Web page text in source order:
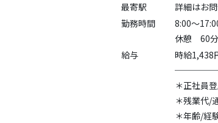
最寄駅
詳細はお
勤務時間
8:00～
休憩 60分
給与
時給1,438
＊正社員
＊残業代/
＊年齢/経